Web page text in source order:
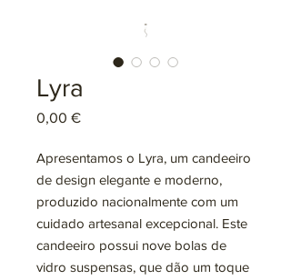
Lyra
0,00 €Preço
Apresentamos o Lyra, um candeeiro
de design elegante e moderno,
produzido nacionalmente com um
cuidado artesanal excepcional. Este
candeeiro possui nove bolas de
vidro suspensas, que dão um toque